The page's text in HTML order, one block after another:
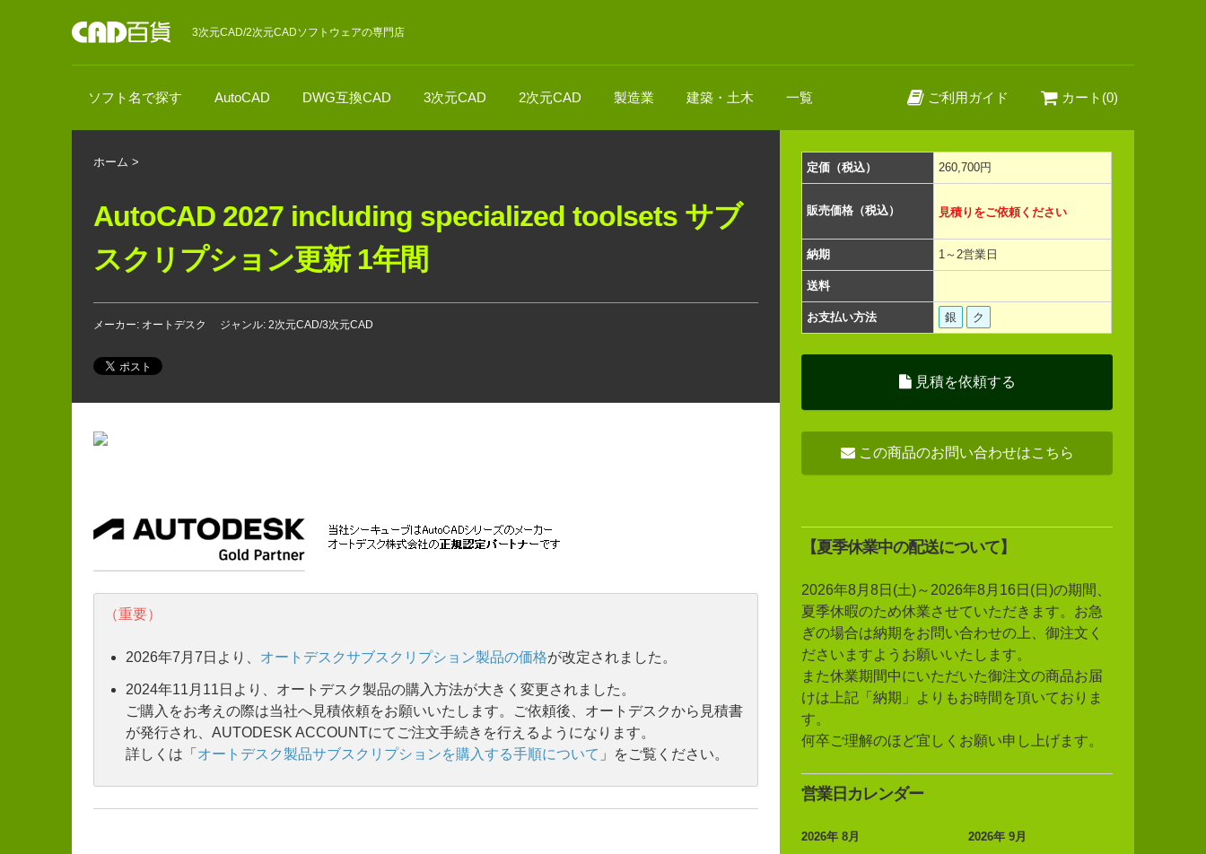
3次元CAD/2次元CADソフトウェアの専門店
ソフト名で探す AutoCAD DWG互換CAD 3次元CAD 2次元CAD 製造業 建築・土木 一覧 ご利用ガイド カート(0)
ホーム >
AutoCAD 2027 including specialized toolsets サブ
スクリプション更新 1年間
メーカー: オートデスク ジャンル: 2次元CAD/3次元CAD
定価（税込） 260,700円
販売価格（税込） 見積りをご依頼ください
納期 1～2営業日
送料
お支払い方法 銀 ク
見積を依頼する
この商品のお問い合わせはこちら
（重要）
2026年7月7日より、 オートデスクサブスクリプション製品の価格が改定されました。
2024年11月11日より、オートデスク製品の購入方法が大きく変更されました。
ご購入をお考えの際は当社へ見積依頼をお願いいたします。ご依頼後、オートデスクから見積書
が発行され、AUTODESK ACCOUNTにてご注文手続きを行えるようになります。
詳しくは「 オートデスク製品サブスクリプションを購入する手順について 」をご覧ください。
【夏季休業中の配送について】
2026年8月8日(土)～2026年8月16日(日)の期間、
夏季休暇のため休業させていただきます。お急
ぎの場合は納期をお問い合わせの上、御注文く
ださいますようお願いいたします。
また休業期間中にいただいた御注文の商品お届
けは上記「納期」よりもお時間を頂いておりま
す。
何卒ご理解のほど宜しくお願い申し上げます。
営業日カレンダー
2026年 8月 2026年 9月